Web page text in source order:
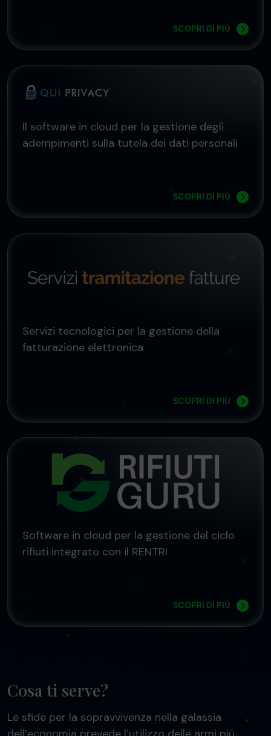
SCOPRI DI PIÙ
Il software in cloud per la gestione degli
adempimenti sulla tutela dei dati personali
SCOPRI DI PIÙ
Servizi tecnologici per la gestione della
fatturazione elettronica
SCOPRI DI PIÙ
Software in cloud per la gestione del ciclo
rifiuti integrato con il RENTRI
SCOPRI DI PIÙ
Cosa ti serve?
Le sfide per la sopravvivenza nella galassia